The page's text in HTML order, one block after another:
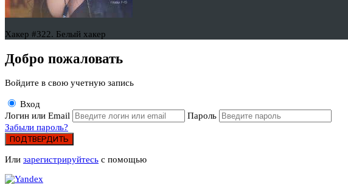
Хакер #322. Белый хакер
Добро пожаловать
Войдите в свою учетную запись
Вход
Логин или Email
Пароль
Забыли пароль?
ПОДТВЕРДИТЬ
Или зарегистрируйтесь с помощью